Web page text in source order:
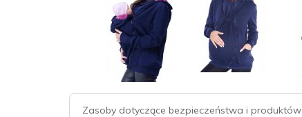
Zasoby dotyczące bezpieczeństwa i produktów